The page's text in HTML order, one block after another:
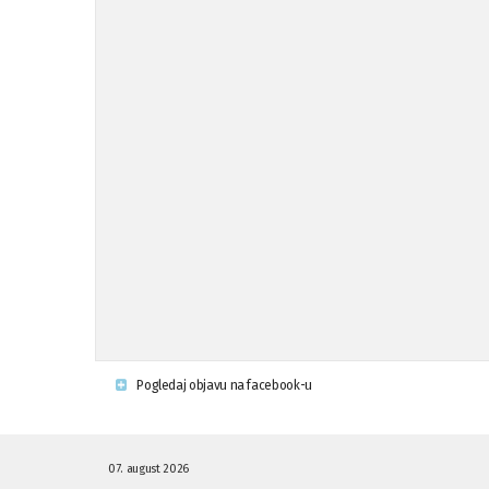
Pogledaj objavu na facebook-u
07. august 2026